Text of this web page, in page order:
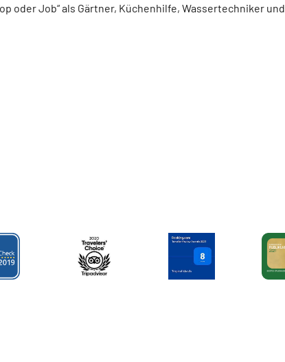
oder Job“ als Gärtner, Küchenhilfe, Wassertechniker und